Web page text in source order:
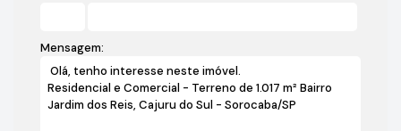
Mensagem: